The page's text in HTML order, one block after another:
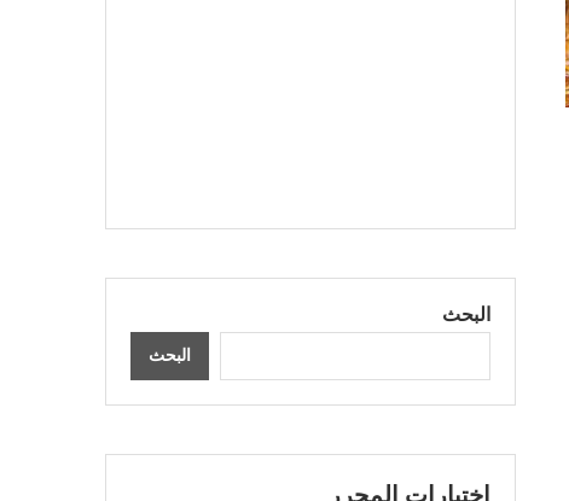
البحث
البحث
اختيارات المحرر